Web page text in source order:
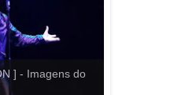
] - Imagens do